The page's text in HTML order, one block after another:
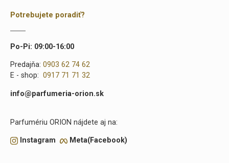
Potrebujete poradiť?
Po-Pi: 09:00-16:00
Predajňa: 0903 62 74 62
E - shop: 0917 71 71 32
info@parfumeria-orion.sk
Parfumériu ORION nájdete aj na:
Instagram Meta(Facebook)